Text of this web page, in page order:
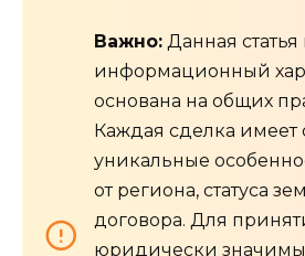
Важно: Данная статья
информационный
основана на общих
Каждая сделка имеет
уникальные
от региона, статуса
договора. Для
юридически